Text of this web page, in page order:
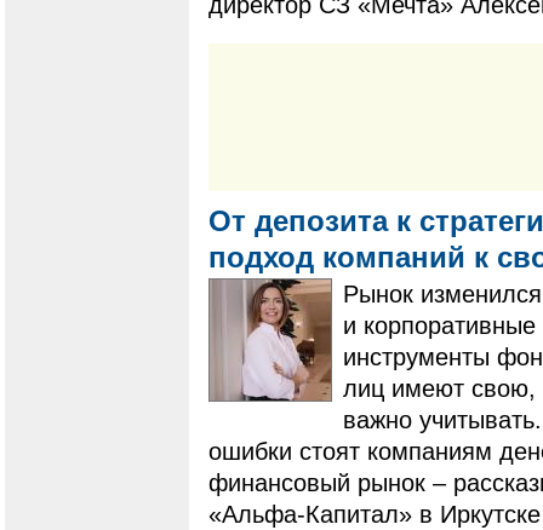
От депозита к
подход компаний к
Рынок
и
инструменты
лиц имеют свою,
важно
ошибки стоят компаниям
финансовый рынок –
«Альфа-Капитал» в